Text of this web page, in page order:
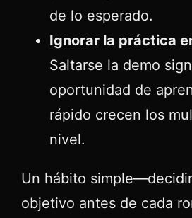
de lo esperado.
Ignorar la práctica
Saltarse la demo
oportunidad de
rápido crecen los
nivel.
Un hábito
objetivo antes de cada